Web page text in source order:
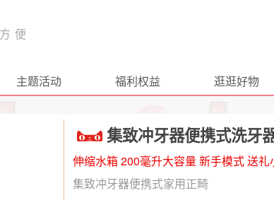
主题活动 福利权益 逛逛好物
集致冲牙器便携式洗牙
伸缩水箱 200毫升大容量 新手模式 送礼
集致冲牙器便携式家用正畸